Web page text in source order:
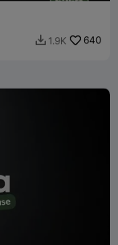
 1.9K 640